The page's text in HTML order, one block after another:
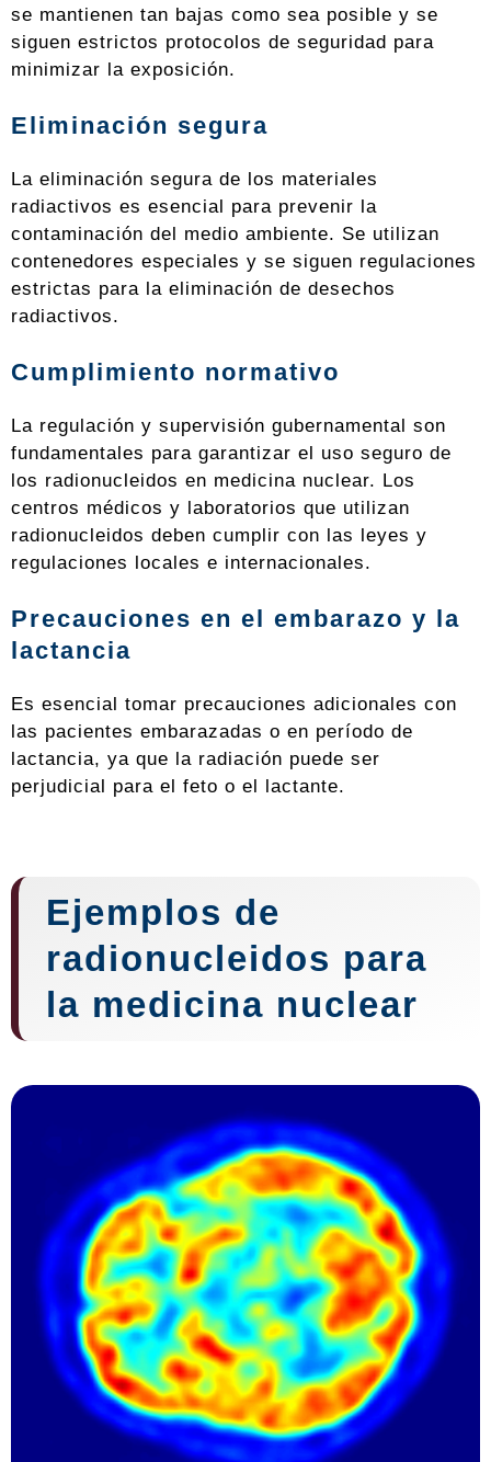
se mantienen tan bajas como sea posible y se
siguen estrictos protocolos de seguridad para
minimizar la exposición.
Eliminación segura
La eliminación segura de los materiales
radiactivos es esencial para prevenir la
contaminación del medio ambiente. Se utilizan
contenedores especiales y se siguen regulaciones
estrictas para la eliminación de desechos
radiactivos.
Cumplimiento normativo
La regulación y supervisión gubernamental son
fundamentales para garantizar el uso seguro de
los radionucleidos en medicina nuclear. Los
centros médicos y laboratorios que utilizan
radionucleidos deben cumplir con las leyes y
regulaciones locales e internacionales.
Precauciones en el embarazo y la
lactancia
Es esencial tomar precauciones adicionales con
las pacientes embarazadas o en período de
lactancia, ya que la radiación puede ser
perjudicial para el feto o el lactante.
Ejemplos de
radionucleidos para
la medicina nuclear